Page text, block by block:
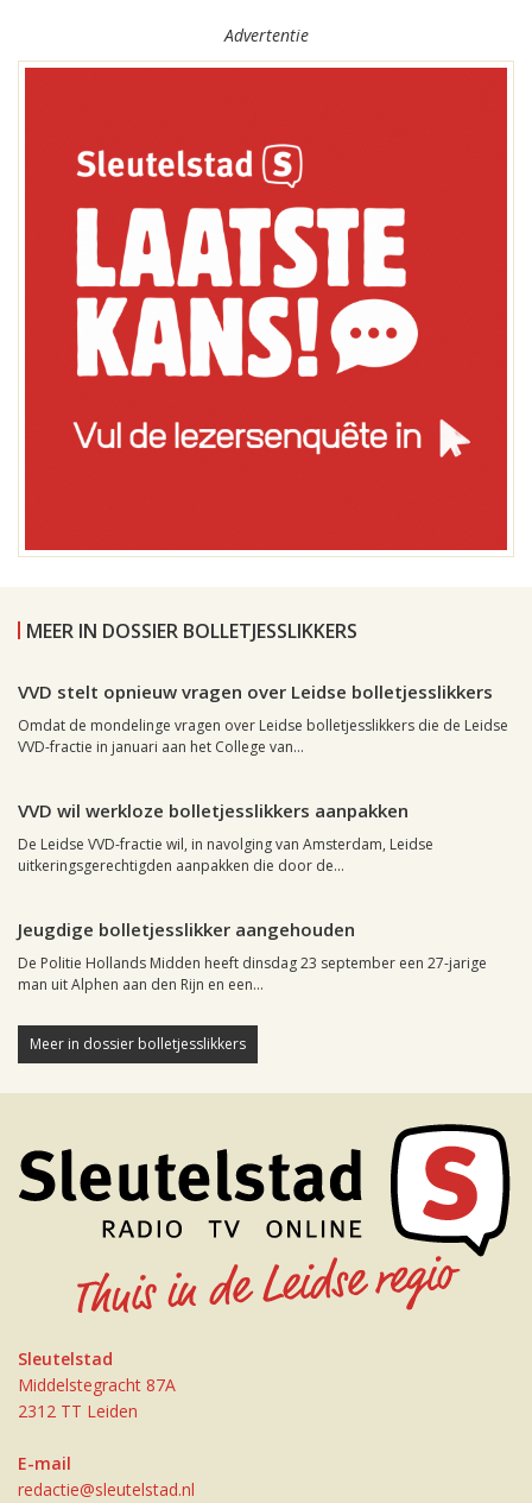
Advertentie
MEER IN DOSSIER BOLLETJESSLIKKERS
VVD stelt opnieuw vragen over Leidse bolletjesslikkers
Omdat de mondelinge vragen over Leidse bolletjesslikkers die de Leidse
VVD-fractie in januari aan het College van...
VVD wil werkloze bolletjesslikkers aanpakken
De Leidse VVD-fractie wil, in navolging van Amsterdam, Leidse
uitkeringsgerechtigden aanpakken die door de...
Jeugdige bolletjesslikker aangehouden
De Politie Hollands Midden heeft dinsdag 23 september een 27-jarige
man uit Alphen aan den Rijn en een...
Meer in dossier bolletjesslikkers
Sleutelstad
Middelstegracht 87A
2312 TT Leiden
E-mail
redactie@sleutelstad.nl